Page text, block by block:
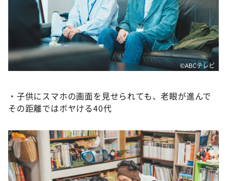
©️ABCテレビ
・子供にスマホの画面を見せられても、老眼が進んで
その距離ではボヤける40代